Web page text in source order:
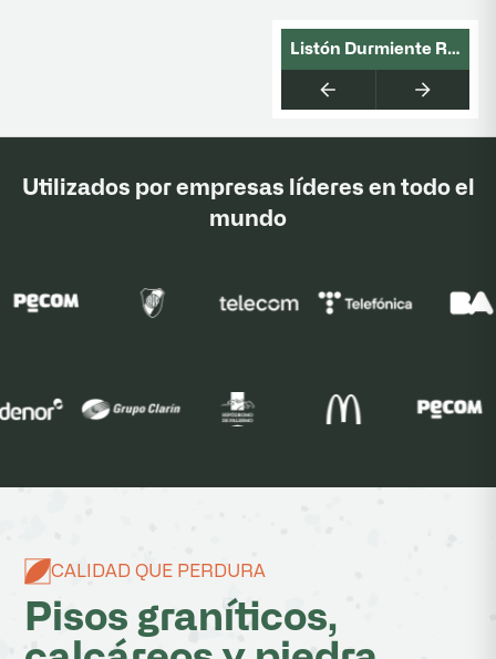
Listón Durmiente Roble
Producto 1 de 4: Listón
Utilizados por empresas líderes en todo el
mundo
CALIDAD QUE PERDURA
Pisos graníticos,